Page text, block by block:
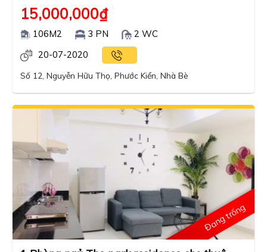
15,000,000₫
106M2 3 PN
2 WC
20-07-2020
Số 12, Nguyễn Hữu Thọ, Phước Kiển, Nhà Bè
Đang trống